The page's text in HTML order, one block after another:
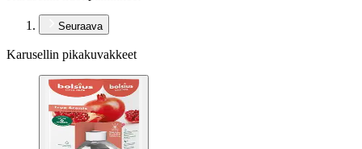
Seuraava
Karusellin pikakuvakkeet